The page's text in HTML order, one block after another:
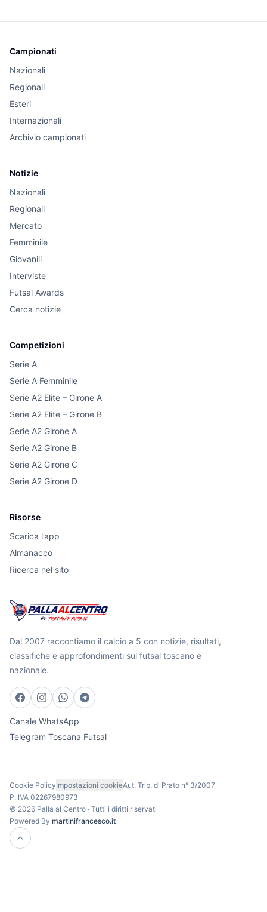
Campionati
Nazionali
Regionali
Esteri
Internazionali
Archivio campionati
Notizie
Nazionali
Regionali
Mercato
Femminile
Giovanili
Interviste
Futsal Awards
Cerca notizie
Competizioni
Serie A
Serie A Femminile
Serie A2 Elite – Girone A
Serie A2 Elite – Girone B
Serie A2 Girone A
Serie A2 Girone B
Serie A2 Girone C
Serie A2 Girone D
Risorse
Scarica l’app
Almanacco
Ricerca nel sito
Dal 2007 raccontiamo il calcio a 5 con notizie, risultati,
classifiche e approfondimenti sul futsal toscano e
nazionale.
Canale WhatsApp
Telegram Toscana Futsal
Cookie PolicyImpostazioni cookieAut. Trib. di Prato n° 3/2007
P. IVA 02267980973
© 2026 Palla al Centro · Tutti i diritti riservati
Powered By martinifrancesco.it